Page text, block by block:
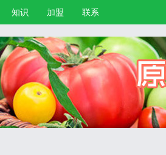
知识 加盟 联系